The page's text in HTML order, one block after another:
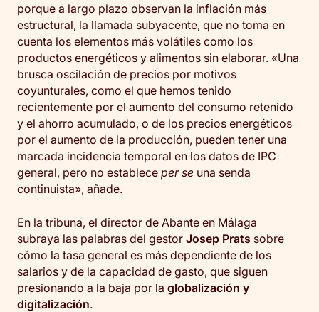
porque a largo plazo observan la inflación más
estructural, la llamada subyacente, que no toma en
cuenta los elementos más volátiles como los
productos energéticos y alimentos sin elaborar. «Una
brusca oscilación de precios por motivos
coyunturales, como el que hemos tenido
recientemente por el aumento del consumo retenido
y el ahorro acumulado, o de los precios energéticos
por el aumento de la producción, pueden tener una
marcada incidencia temporal en los datos de IPC
general, pero no establece per se una senda
continuista», añade.
En la tribuna, el director de Abante en Málaga
subraya las palabras del gestor Josep Prats sobre
cómo la tasa general es más dependiente de los
salarios y de la capacidad de gasto, que siguen
presionando a la baja por la globalización y
digitalización.